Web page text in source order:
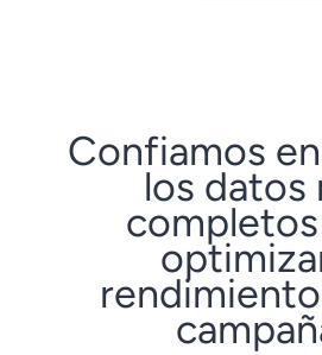
Confiamos
los datos